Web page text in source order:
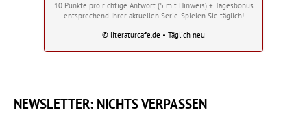
10 Punkte pro richtige Antwort (5 mit Hinweis) + Tagesbonus
entsprechend Ihrer aktuellen Serie. Spielen Sie täglich!
© literaturcafe.de • Täglich neu
NEWSLETTER: NICHTS VERPASSEN